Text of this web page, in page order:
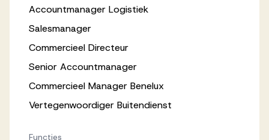
Accountmanager Logistiek
Salesmanager
Commercieel Directeur
Senior Accountmanager
Commercieel Manager Benelux
Vertegenwoordiger Buitendienst
Functies